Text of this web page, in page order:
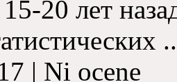
20 лет
| Ni ocene